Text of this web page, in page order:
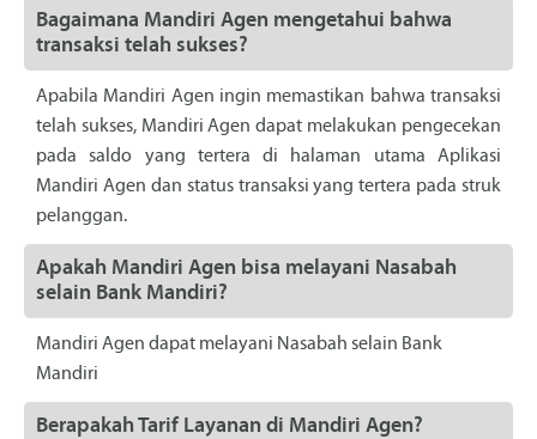
Bagaimana Mandiri Agen mengetahui bahwa
transaksi telah sukses?
Apabila Mandiri Agen ingin memastikan bahwa transaksi
telah sukses, Mandiri Agen dapat melakukan pengecekan
pada saldo yang tertera di halaman utama Aplikasi
Mandiri Agen dan status transaksi yang tertera pada struk
pelanggan.
Apakah Mandiri Agen bisa melayani Nasabah
selain Bank Mandiri?
Mandiri Agen dapat melayani Nasabah selain Bank
Mandiri
Berapakah Tarif Layanan di Mandiri Agen?